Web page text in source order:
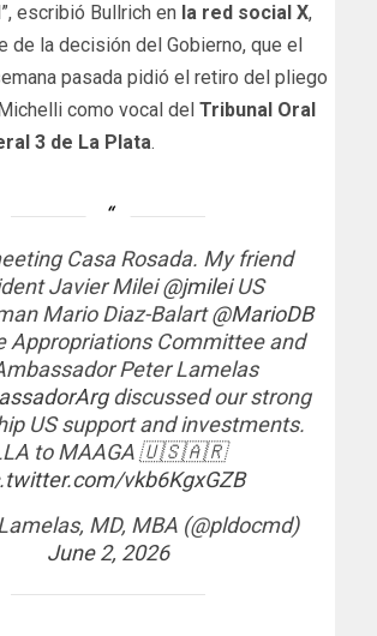
escribió Bullrich en la red social X,
de la decisión del Gobierno, que el
pasada pidió el retiro del pliego
como vocal del Tribunal Oral
3 de La Plata.
Casa Rosada. My friend
Javier Milei@jmileiUS
Mario Diaz-Balart@MarioDB
Appropriations Committee and
Peter Lamelas
discussed our strong
US support and investments.
to MAAGA 🇺🇸🇦🇷
vkb6KgxGZB
MD, MBA (@pldocmd)
June 2, 2026